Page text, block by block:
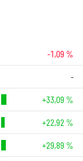
-1,09 %
-
+33,09 %
+22,92 %
+29,89 %